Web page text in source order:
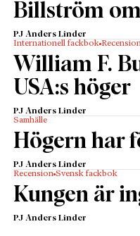
Billström
PJ Anders Linder
Internationell fackbok
William F.
USA:s höger
PJ Anders Linder
Samhälle
Högern har
PJ Anders Linder
Recension Svensk fackbok
Kungen är
PJ Anders Linder